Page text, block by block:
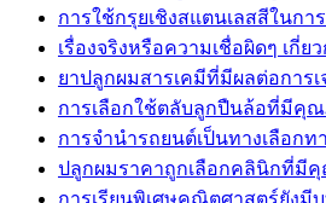
การใช้กรุยเชิงสแตนเลสสีในกา
เรื่องจริงหรือความเชื่อผิดๆ เกี่ย
ยาปลูกผมสารเคมีที่มีผลต่อการ
การเลือกใช้ตลับลูกปืนล้อที่มีคุ
การจำนำรถยนต์เป็นทางเลือก
ปลูกผมราคาถูกเลือกคลินิกที่มี
การเรียนพิเศษคณิตศาสตร์ยังมี